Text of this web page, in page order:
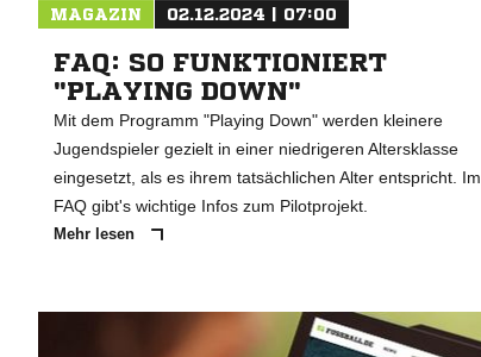
MAGAZIN 02.12.2024 | 07:00
FAQ: SO FUNKTIONIERT
"PLAYING DOWN"
Mit dem Programm "Playing Down" werden kleinere
Jugendspieler gezielt in einer niedrigeren Altersklasse
eingesetzt, als es ihrem tatsächlichen Alter entspricht. Im
FAQ gibt's wichtige Infos zum Pilotprojekt.
Mehr lesen